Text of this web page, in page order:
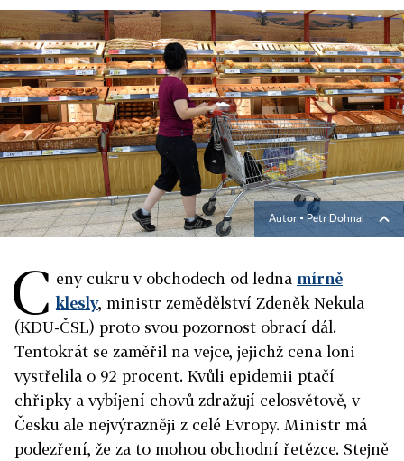
Autor ▪ Petr Dohnal
C eny cukru v obchodech od ledna mírně
klesly, ministr zemědělství Zdeněk Nekula
(KDU-ČSL) proto svou pozornost obrací dál.
Tentokrát se zaměřil na vejce, jejichž cena loni
vystřelila o 92 procent. Kvůli epidemii ptačí
chřipky a vybíjení chovů zdražují celosvětově, v
Česku ale nejvýrazněji z celé Evropy. Ministr má
podezření, že za to mohou obchodní řetězce. Stejně